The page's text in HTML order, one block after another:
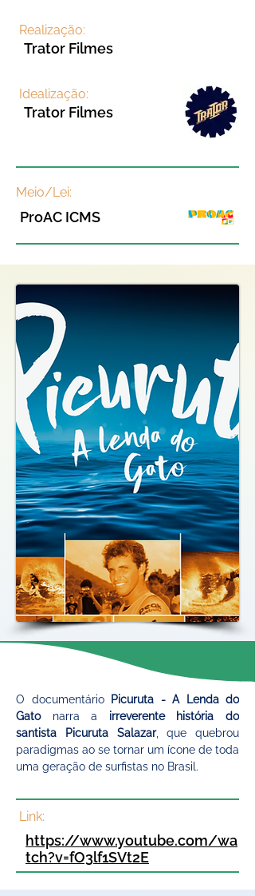
Realização:
Trator Filmes
Idealização:
Trator Filmes
Meio/Lei:
ProAC ICMS
O documentário Picuruta - A Lenda do
Gato narra a irreverente história do
santista Picuruta Salazar, que quebrou
paradigmas ao se tornar um ícone de toda
uma geração de surfistas no Brasil .
Link:
https://www.youtube.com/wa
tch?v=fO3lf1SVt2E